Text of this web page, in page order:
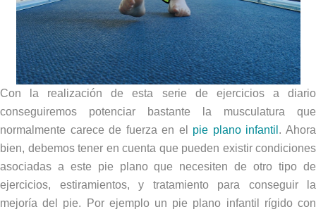
Con la realización de esta serie de ejercicios a diario
conseguiremos potenciar bastante la musculatura que
normalmente carece de fuerza en el pie plano infantil . Ahora
bien, debemos tener en cuenta que pueden existir condiciones
asociadas a este pie plano que necesiten de otro tipo de
ejercicios, estiramientos, y tratamiento para conseguir la
mejoría del pie. Por ejemplo un pie plano infantil rígido con